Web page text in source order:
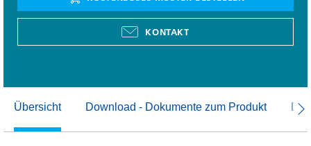
KONTAKT
Übersicht Download - Dokumente zum Produkt